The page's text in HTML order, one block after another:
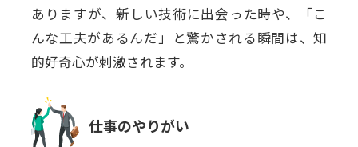
ありますが、新しい技術に出会った時や、「こ
んな工夫があるんだ」と驚かされる瞬間は、知
的好奇心が刺激されます。
仕事のやりがい